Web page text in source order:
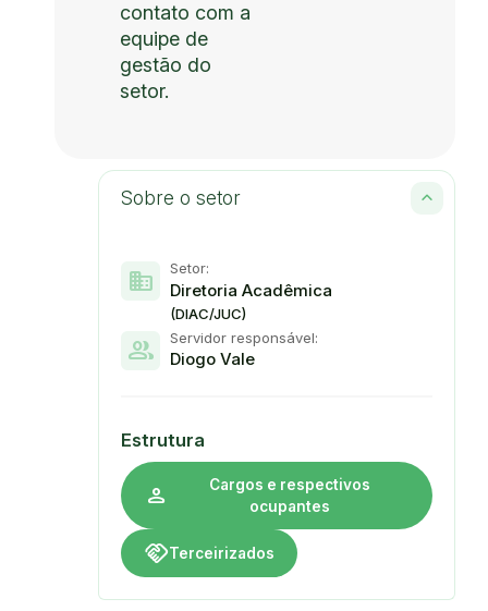
contato com a
equipe de
gestão do
setor.
Sobre o setor
domain Setor:
Diretoria Acadêmica
(DIAC/JUC)
group Servidor responsável:
Diogo Vale
Estrutura
person
Cargos e respectivos
ocupantes
handshakeTerceirizados